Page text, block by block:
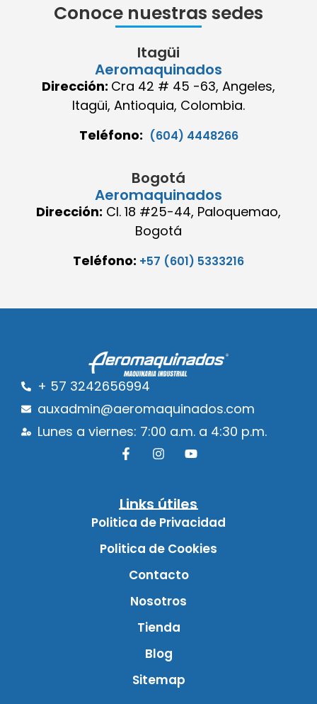
Conoce nuestras sedes
Itagüi
Aeromaquinados
Dirección: Cra 42 # 45 -63, Angeles,
Itagüi, Antioquia, Colombia.
Teléfono: (604) 4448266
Bogotá
Aeromaquinados
Dirección: Cl. 18 #25-44, Paloquemao,
Bogotá
Teléfono: +57 (601) 5333216
+ 57 3242656994
auxadmin@aeromaquinados.com
Lunes a viernes: 7:00 a.m. a 4:30 p.m.
Links útiles
Politica de Privacidad
Politica de Cookies
Contacto
Nosotros
Tienda
Blog
Sitemap